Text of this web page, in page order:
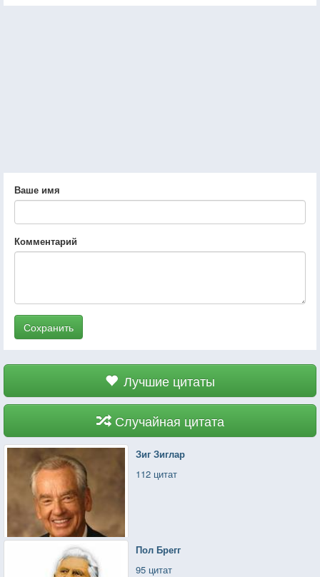
Ваше имя
Комментарий
Сохранить
Лучшие цитаты
Случайная цитата
Зиг Зиглар
112 цитат
Пол Брегг
95 цитат